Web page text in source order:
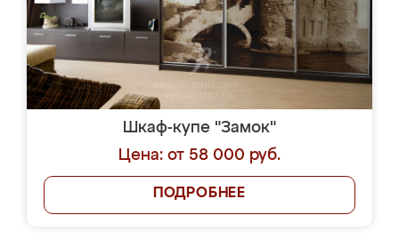
Шкаф-купе "Замок"
Цена: от 58 000 руб.
ПОДРОБНЕЕ